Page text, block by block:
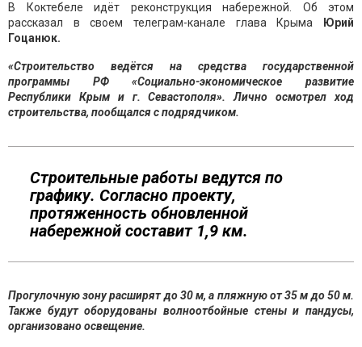
В Коктебеле идёт реконструкция набережной. Об этом
рассказал в своем телеграм-канале глава Крыма
Юрий
Гоцанюк.
«Строительство ведётся на средства государственной
программы РФ «Социально-экономическое развитие
Республики Крым и г. Севастополя». Лично осмотрел ход
строительства, пообщался с подрядчиком.
Строительные работы ведутся по
графику. Согласно проекту,
протяженность обновленной
набережной составит 1,9 км.
Прогулочную зону расширят до 30 м, а пляжную от 35 м до 50 м.
Также будут оборудованы волноотбойные стены и пандусы,
организовано освещение.